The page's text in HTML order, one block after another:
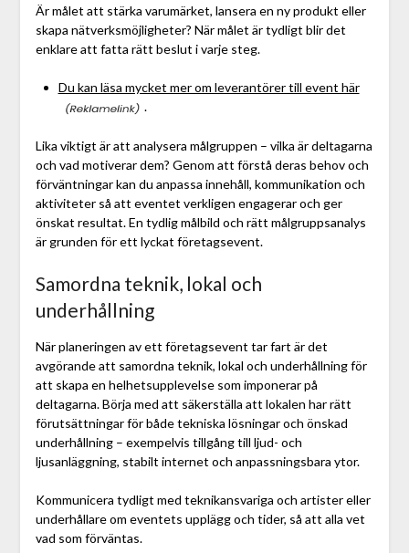
Är målet att stärka varumärket, lansera en ny produkt eller
skapa nätverksmöjligheter? När målet är tydligt blir det
enklare att fatta rätt beslut i varje steg.
Du kan läsa mycket mer om leverantörer till event här
.
Lika viktigt är att analysera målgruppen – vilka är deltagarna
och vad motiverar dem? Genom att förstå deras behov och
förväntningar kan du anpassa innehåll, kommunikation och
aktiviteter så att eventet verkligen engagerar och ger
önskat resultat. En tydlig målbild och rätt målgruppsanalys
är grunden för ett lyckat företagsevent.
Samordna teknik, lokal och
underhållning
När planeringen av ett företagsevent tar fart är det
avgörande att samordna teknik, lokal och underhållning för
att skapa en helhetsupplevelse som imponerar på
deltagarna. Börja med att säkerställa att lokalen har rätt
förutsättningar för både tekniska lösningar och önskad
underhållning – exempelvis tillgång till ljud- och
ljusanläggning, stabilt internet och anpassningsbara ytor.
Kommunicera tydligt med teknikansvariga och artister eller
underhållare om eventets upplägg och tider, så att alla vet
vad som förväntas.